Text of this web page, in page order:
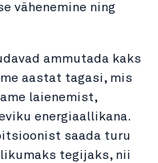
vähenemine ning
ammutada kaks
aastat tagasi, mis
laienemist,
energiaallikana.
saada turu
tegijaks, nii